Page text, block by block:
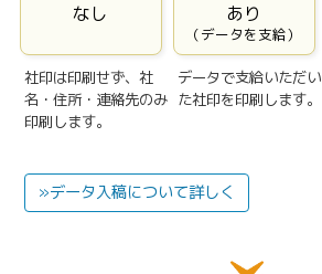
なし
社印は印刷せず、社
名・住所・連絡先のみ
印刷します。
あり
（データを支給）
データで支給いただい
た社印を印刷します。
»データ入稿について詳しく